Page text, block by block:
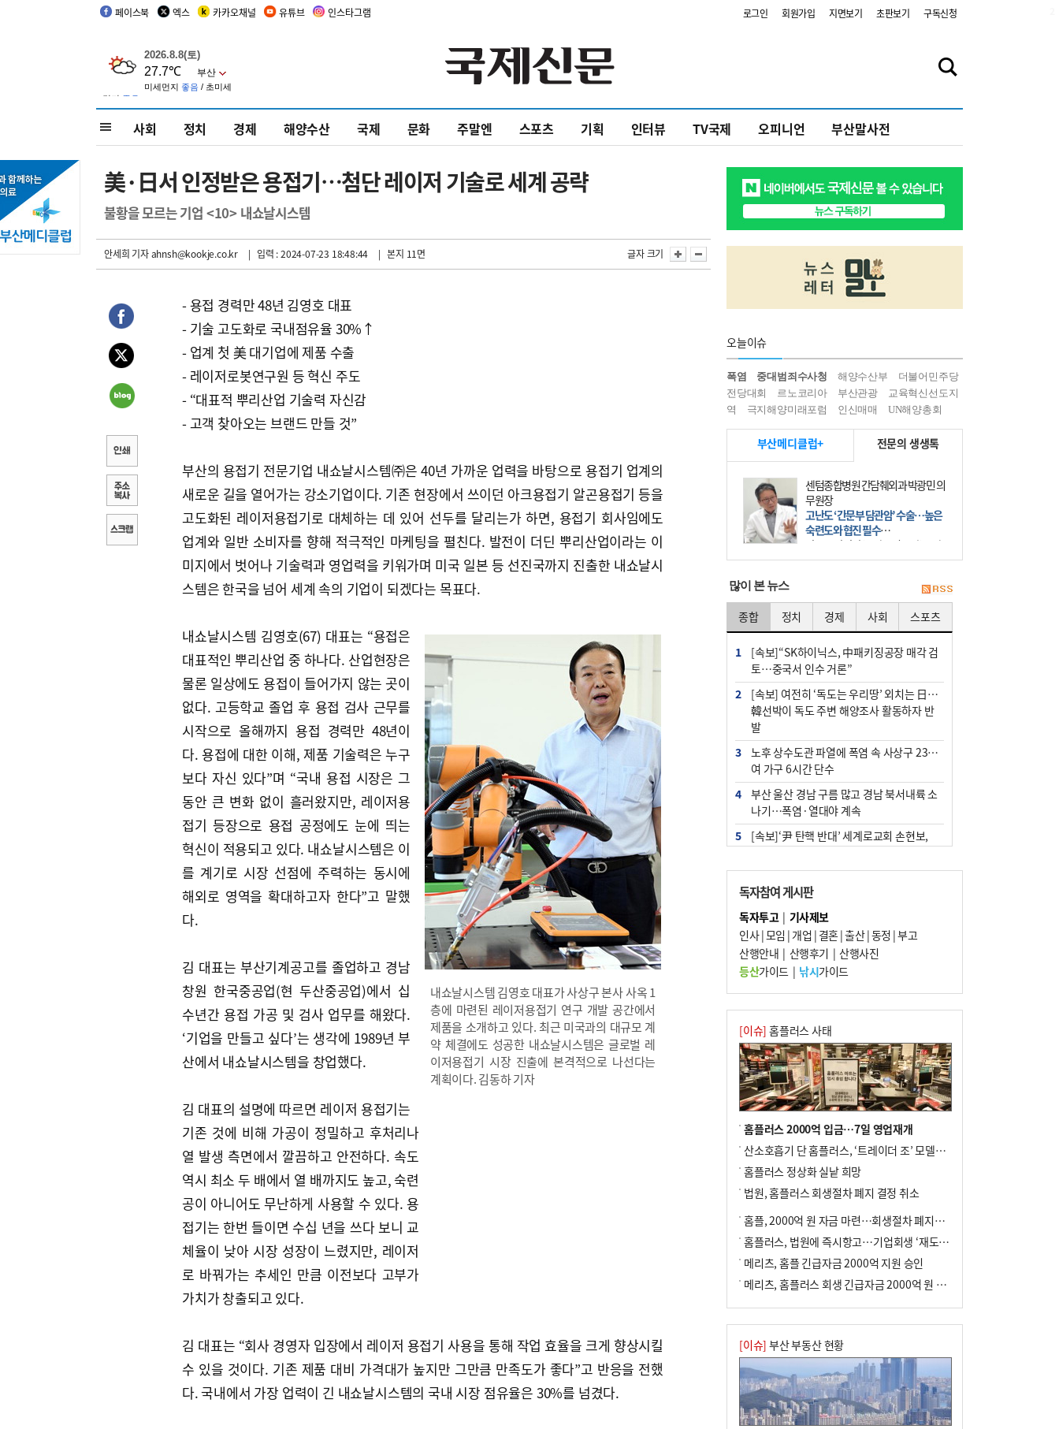
페이스북 엑스 카카오채널 유튜브 인스타그램 로그인 회원가입 지면보기 초판보기 구독신청
사회 정치 경제 해양수산 국제 문화 주말엔 스포츠 기획 인터뷰 TV국제 오피니언 부산말사전
美·日서 인정받은 용접기…첨단 레이저 기술로 세계 공략
불황을 모르는 기업 <10> 내쇼날시스템
안세희 기자ahnsh@kookje.co.kr | 입력 : 2024-07-23 18:48:44 | 본지 11면 글자 크기
- 용접 경력만 48년 김영호 대표
- 기술 고도화로 국내점유율 30%↑
- 업계 첫 美 대기업에 제품 수출
- 레이저로봇연구원 등 혁신 주도
- “대표적 뿌리산업 기술력 자신감
- 고객 찾아오는 브랜드 만들 것”
부산의 용접기 전문기업 내쇼날시스템㈜은 40년 가까운 업력을 바탕으로 용접기 업계의
새로운 길을 열어가는 강소기업이다. 기존 현장에서 쓰이던 아크용접기 알곤용접기 등을
고도화된 레이저용접기로 대체하는 데 있어 선두를 달리는가 하면, 용접기 회사임에도
업계와 일반 소비자를 향해 적극적인 마케팅을 펼친다. 발전이 더딘 뿌리산업이라는 이
미지에서 벗어나 기술력과 영업력을 키워가며 미국 일본 등 선진국까지 진출한 내쇼날시
스템은 한국을 넘어 세계 속의 기업이 되겠다는 목표다.
내쇼날시스템 김영호 대표가 사상구 본사 사옥 1
층에 마련된 레이저용접기 연구 개발 공간에서
제품을 소개하고 있다. 최근 미국과의 대규모 계
약 체결에도 성공한 내쇼날시스템은 글로벌 레
이저용접기 시장 진출에 본격적으로 나선다는
계획이다. 김동하 기자
내쇼날시스템 김영호(67) 대표는 “용접은
대표적인 뿌리산업 중 하나다. 산업현장은
물론 일상에도 용접이 들어가지 않는 곳이
없다. 고등학교 졸업 후 용접 검사 근무를
시작으로 올해까지 용접 경력만 48년이
다. 용접에 대한 이해, 제품 기술력은 누구
보다 자신 있다”며 “국내 용접 시장은 그
동안 큰 변화 없이 흘러왔지만, 레이저용
접기 등장으로 용접 공정에도 눈에 띄는
혁신이 적용되고 있다. 내쇼날시스템은 이
를 계기로 시장 선점에 주력하는 동시에
해외로 영역을 확대하고자 한다”고 말했
다.
김 대표는 부산기계공고를 졸업하고 경남
창원 한국중공업(현 두산중공업)에서 십
수년간 용접 가공 및 검사 업무를 해왔다.
‘기업을 만들고 싶다’는 생각에 1989년 부
산에서 내쇼날시스템을 창업했다.
김 대표의 설명에 따르면 레이저 용접기는
기존 것에 비해 가공이 정밀하고 후처리나
열 발생 측면에서 깔끔하고 안전하다. 속도
역시 최소 두 배에서 열 배까지도 높고, 숙련
공이 아니어도 무난하게 사용할 수 있다. 용
접기는 한번 들이면 수십 년을 쓰다 보니 교
체율이 낮아 시장 성장이 느렸지만, 레이저
로 바꿔가는 추세인 만큼 이전보다 고부가
가치가 창출되고 있다.
김 대표는 “회사 경영자 입장에서 레이저 용접기 사용을 통해 작업 효율을 크게 향상시킬
수 있을 것이다. 기존 제품 대비 가격대가 높지만 그만큼 만족도가 좋다”고 반응을 전했
다. 국내에서 가장 업력이 긴 내쇼날시스템의 국내 시장 점유율은 30%를 넘겼다.
오늘이슈
폭염 중대범죄수사청 해양수산부
더불어민주당
전당대회
르노코리아 부산관광
교육혁신선도지
역
극지해양미래포럼 인신매매 UN해양총회
부산메디클럽+ 전문의 생생톡
센텀종합병원 간담췌외과 박광민 의
무원장
고난도 ‘간문부 담관암’ 수술…높은
숙련도와 협진 필수
간문부 담관암(클라츠킨 종양)은 좌
우 간에서 나오는, 담관(담즙 배출 경
部)’에 생기는 악성 종양이다. 간동맥
문맥 림프절 담
많이 본 뉴스
종합 정치 경제 사회 스포츠
1
[속보]“SK하이닉스, 中패키징공장 매각 검
토…중국서 인수 거론”
2
[속보] 여전히 ‘독도는 우리땅’ 외치는 日…
韓선박이 독도 주변 해양조사 활동하자 반
발
3
노후 상수도관 파열에 폭염 속 사상구 2300
여 가구 6시간 단수
4
부산 울산 경남 구름 많고 경남 북서내륙 소
나기…폭염·열대야 계속
5
[속보]‘尹 탄핵 반대’ 세계로교회 손현보,
군사기밀 유출자 색출 지시
7
부산 주유소 휘발유 평균가 ℓ당 1849원…
전주보다 3원 ↓
8
[속보] ‘심판 성접대’ 논란 축구협회 공식 사
과…“현재는 부적절 행위 없어”
10 서울 중랑구서 흉기 난동…60대 남성 2명
사망
독자참여 게시판
독자투고| 기사제보
인사|모임 | 개업 | 결혼|출산|동정 |부고
산행안내 | 산행후기 | 산행사진
등산가이드| 낚시가이드
[이슈] 홈플러스 사태
홈플러스 2000억 입금…7일 영업재개
산소호흡기 단 홈플러스, ‘트레이더 조’ 모델로 살아날까
홈플러스 정상화 실낱 희망
법원, 홈플러스 회생절차 폐지 결정 취소
홈플, 2000억 원 자금 마련…회생절차 폐지에 즉시항고(종합)
홈플러스, 법원에 즉시항고…기업회생 ‘재도전’
메리츠, 홈플 긴급자금 2000억 지원 승인
메리츠, 홈플러스 회생 긴급자금 2000억 원 지원 승인
[이슈] 부산 부동산 현황